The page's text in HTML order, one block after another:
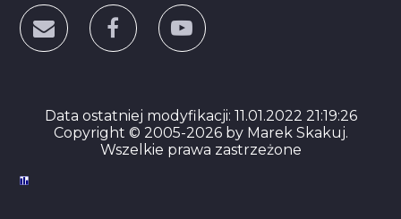
Data ostatniej modyfikacji: 11.01.2022 21:19:26
Copyright © 2005-2026 by Marek Skakuj.
Wszelkie prawa zastrzeżone